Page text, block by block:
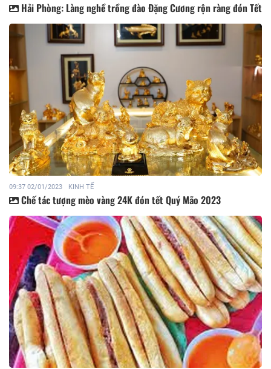
Hải Phòng: Làng nghề trồng đào Đặng Cương rộn ràng đón Tết
09:37 02/01/2023 KINH TẾ
Chế tác tượng mèo vàng 24K đón tết Quý Mão 2023